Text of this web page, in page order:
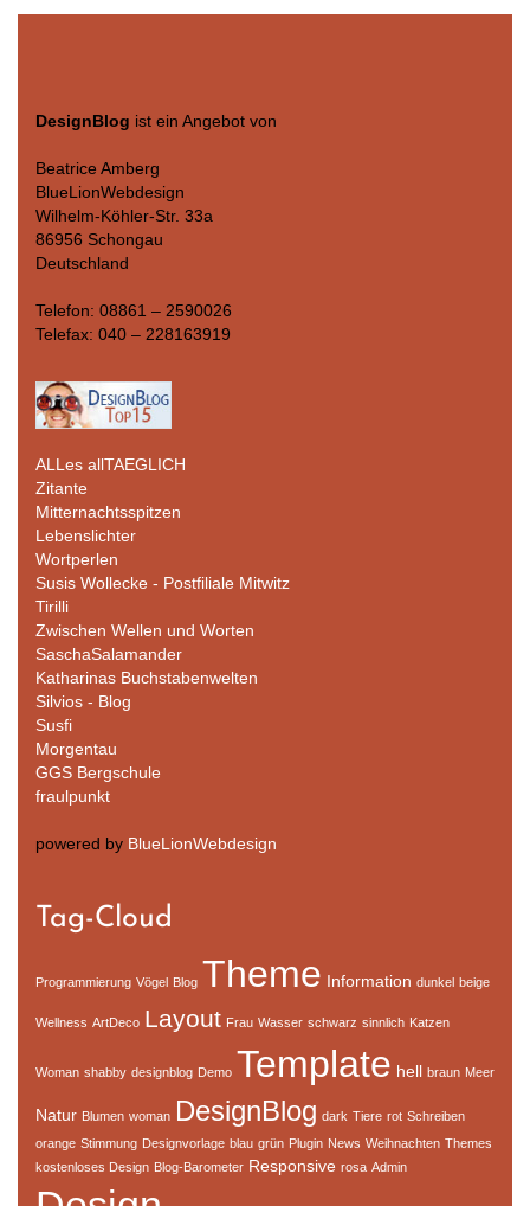
DesignBlog ist ein Angebot von
Beatrice Amberg
BlueLionWebdesign
Wilhelm-Köhler-Str. 33a
86956 Schongau
Deutschland
Telefon: 08861 – 2590026
Telefax: 040 – 228163919
ALLes allTAEGLICH
Zitante
Mitternachtsspitzen
Lebenslichter
Wortperlen
Susis Wollecke - Postfiliale Mitwitz
Tirilli
Zwischen Wellen und Worten
SaschaSalamander
Katharinas Buchstabenwelten
Silvios - Blog
Susfi
Morgentau
GGS Bergschule
fraulpunkt
powered by BlueLionWebdesign
Tag-Cloud
Programmierung Vögel Blog Theme Information dunkel beige
Wellness ArtDeco Layout Frau Wasser schwarz sinnlich Katzen
Woman shabby designblog Demo Template hell braun Meer
Natur Blumen woman DesignBlog dark Tiere rot Schreiben
orange Stimmung Designvorlage blau grün Plugin News Weihnachten Themes
kostenloses Design Blog-Barometer Responsive rosa Admin